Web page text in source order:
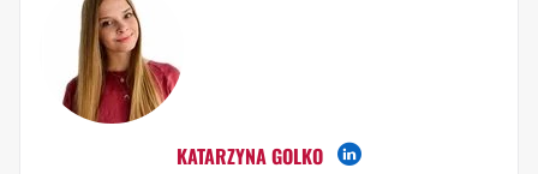
KATARZYNA GOLKO